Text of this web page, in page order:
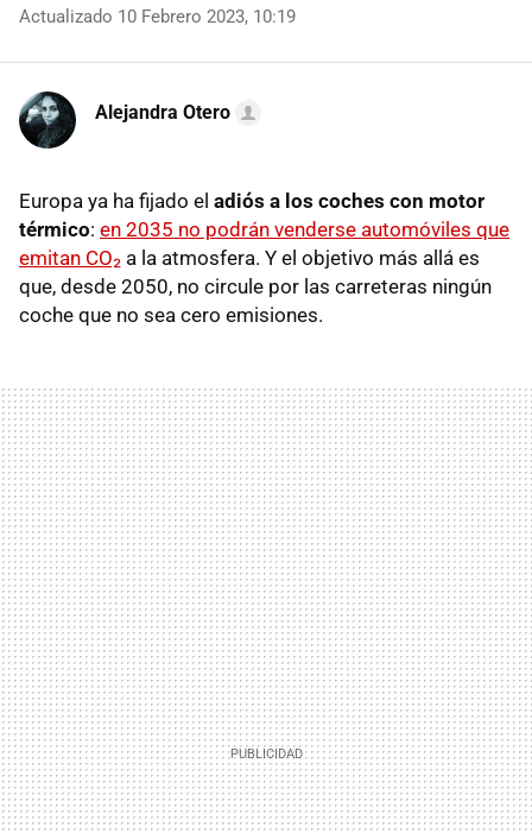
Actualizado 10 Febrero 2023, 10:19
Alejandra Otero
Europa ya ha fijado el adiós a los coches con motor
térmico: en 2035 no podrán venderse automóviles que
emitan CO₂ a la atmosfera. Y el objetivo más allá es
que, desde 2050, no circule por las carreteras ningún
coche que no sea cero emisiones.